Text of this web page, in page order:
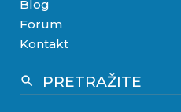
Blog
Forum
Kontakt
search PRETRAŽITE